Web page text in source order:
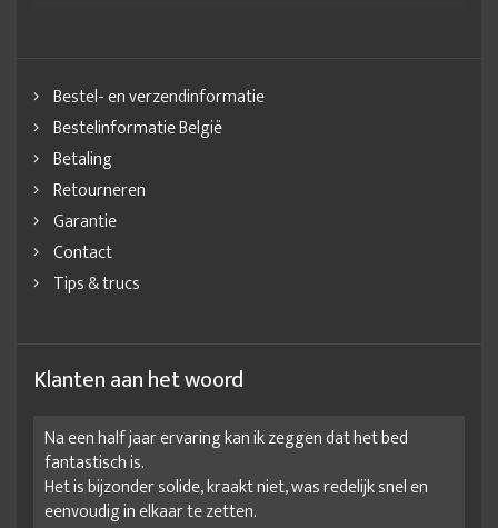
Bestel- en verzendinformatie
Bestelinformatie België
Betaling
Retourneren
Garantie
Contact
Tips & trucs
Klanten aan het woord
Na een half jaar ervaring kan ik zeggen dat het bed
fantastisch is.
Het is bijzonder solide, kraakt niet, was redelijk snel en
eenvoudig in elkaar te zetten.